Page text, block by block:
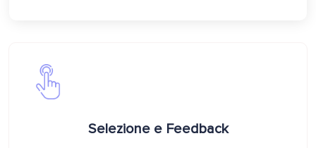
Selezione e Feedback